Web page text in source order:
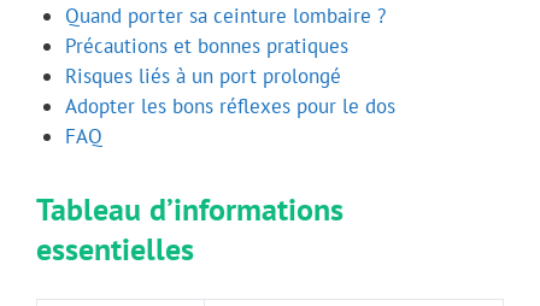
Quand porter sa ceinture lombaire ?
Précautions et bonnes pratiques
Risques liés à un port prolongé
Adopter les bons réflexes pour le dos
FAQ
Tableau d’informations
essentielles